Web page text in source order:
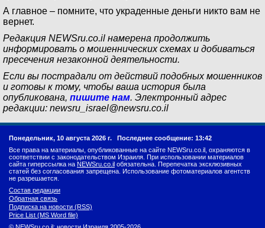
А главное – помните, что украденные деньги никто вам не
вернет.
Редакция NEWSru.co.il намерена продолжить
информировать о мошеннических схемах и добиваться
пресечения незаконной деятельности.
Если вы пострадали от действий подобных мошенников
и готовы к тому, чтобы ваша история была
опубликована, пишите нам. Электронный адрес
редакции: newsru_israel@newsru.co.il
Понедельник, 10 августа 2026 г. Последнее сообщение: 13:42
Все права на материалы, опубликованные на сайте NEWSru.co.il, охраняются в
соответствии с законодательством Израиля. При использовании материалов
сайта гиперссылка на NEWSru.co.il обязательна. Перепечатка эксклюзивных
статей без согласования запрещена. Использование фотоматериалов агентств
не разрешается.
Состав редакции
Обратная связь
Подписка на новости (RSS)
Price List (MS Word file)